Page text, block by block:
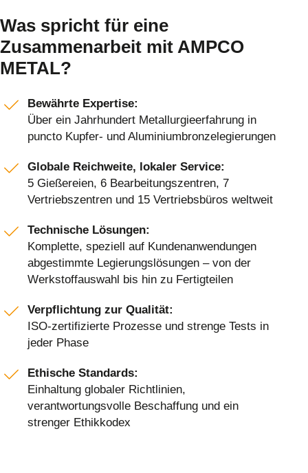
Was spricht für eine
Zusammenarbeit mit AMPCO
METAL?
Bewährte Expertise:
Über ein Jahrhundert Metallurgieerfahrung in
puncto Kupfer- und Aluminiumbronzelegierungen
Globale Reichweite, lokaler Service:
5 Gießereien, 6 Bearbeitungszentren, 7
Vertriebszentren und 15 Vertriebsbüros weltweit
Technische Lösungen:
Komplette, speziell auf Kundenanwendungen
abgestimmte Legierungslösungen – von der
Werkstoffauswahl bis hin zu Fertigteilen
Verpflichtung zur Qualität:
ISO-zertifizierte Prozesse und strenge Tests in
jeder Phase
Ethische Standards:
Einhaltung globaler Richtlinien,
verantwortungsvolle Beschaffung und ein
strenger Ethikkodex